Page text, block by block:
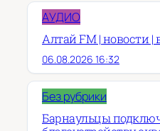
АУДИО
Алтай FM | новости |
06.08.2026 16:32
Без рубрики
Барнаульцы